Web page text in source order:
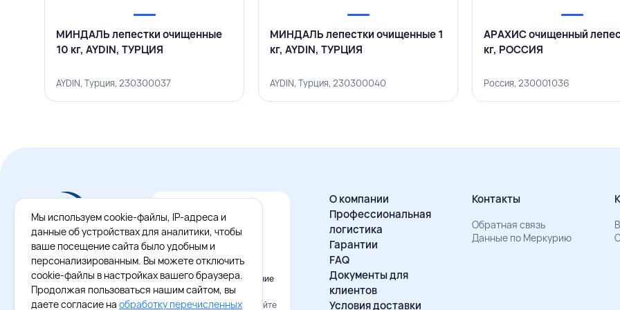
МИНДАЛЬ лепестки очищенные
10 кг, AYDIN, ТУРЦИЯ
AYDIN, Турция, 230300037
МИНДАЛЬ лепестки очищенные 1
кг, AYDIN, ТУРЦИЯ
AYDIN, Турция, 230300040
АРАХИС очищенный
кг, РОССИЯ
Россия, 230001036
Официальное приложение
Восток - Запад
Наведите камеру и скачайте
О компании
Профессиональная
логистика
Гарантии
FAQ
Документы для
клиентов
Условия доставки
Контакты
Обратная связь
Данные по Меркурию
Мы используем cookie-файлы, IP-адреса и
данные об устройствах для аналитики, чтобы
ваше посещение сайта было удобным и
персонализированным. Вы можете отключить
cookie-файлы в настройках вашего браузера.
Продолжая пользоваться нашим сайтом, вы
даете согласие на обработку перечисленных